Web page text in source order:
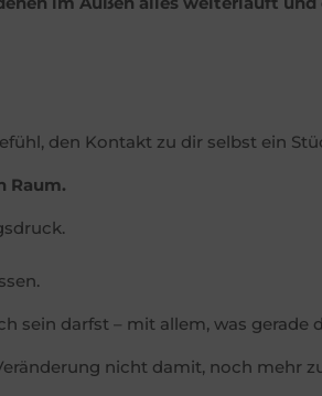
den Kontakt zu dir selbst ein
Raum.
sein darfst – mit allem, was gerade
nicht damit, noch mehr